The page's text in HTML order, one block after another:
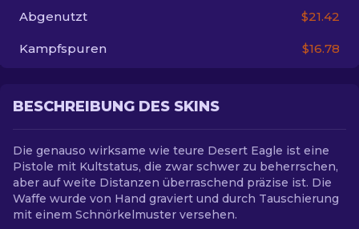
Abgenutzt $21.42
Kampfspuren $16.78
BESCHREIBUNG DES SKINS
Die genauso wirksame wie teure Desert Eagle ist eine
Pistole mit Kultstatus, die zwar schwer zu beherrschen,
aber auf weite Distanzen überraschend präzise ist. Die
Waffe wurde von Hand graviert und durch Tauschierung
mit einem Schnörkelmuster versehen.